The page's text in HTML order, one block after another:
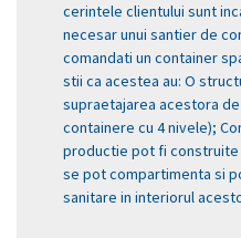
cerintele clientului sunt
necesar unui santier de
comandati un container
stii ca acestea au: O
supraetajarea acestora
containere cu 4 nivele);
productie pot fi construite
se pot compartimenta si
sanitare in interiorul